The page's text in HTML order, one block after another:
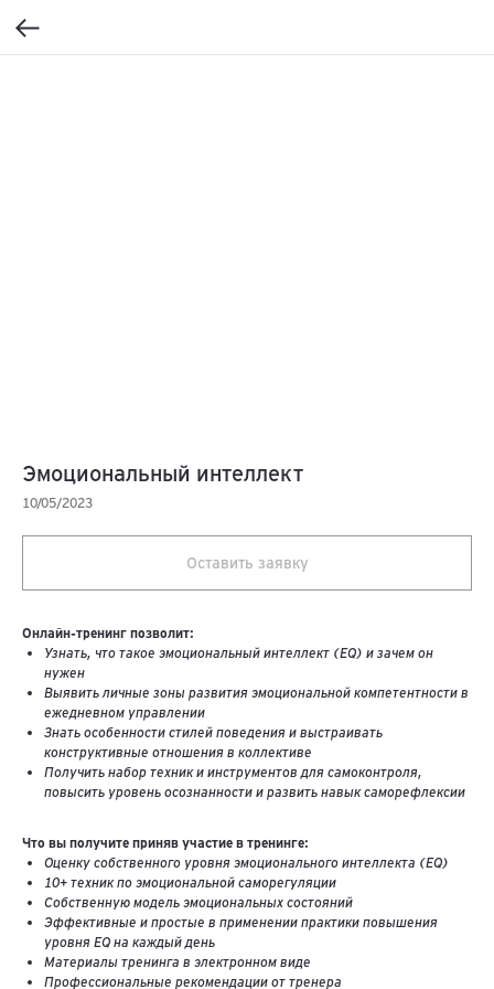
Эмоциональный интеллект
10/05/2023
Оставить заявку
Онлайн-тренинг позволит:
Узнать, что такое эмоциональный интеллект (EQ) и зачем он
нужен
Выявить личные зоны развития эмоциональной компетентности в
ежедневном управлении
Знать особенности стилей поведения и выстраивать
конструктивные отношения в коллективе
Получить набор техник и инструментов для самоконтроля,
повысить уровень осознанности и развить навык саморефлексии
Что вы получите приняв участие в тренинге:
Оценку собственного уровня эмоционального интеллекта (EQ)
10+ техник по эмоциональной саморегуляции
Собственную модель эмоциональных состояний
Эффективные и простые в применении практики повышения
уровня EQ на каждый день
Материалы тренинга в электронном виде
Профессиональные рекомендации от тренера